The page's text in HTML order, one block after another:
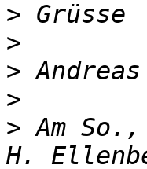
>
>
>
>
> Am